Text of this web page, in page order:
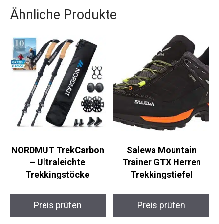
Ähnliche Produkte
NORDMUT TrekCarbon
– Ultraleichte
Trekkingstöcke
Preis prüfen
Salewa Mountain
Trainer GTX Herren
Trekkingstiefel
Preis prüfen